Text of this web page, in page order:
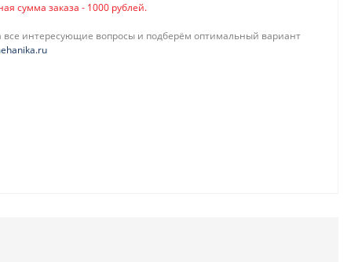
сумма заказа - 1000 рублей.
все интересующие вопросы и подберём оптимальный вариант